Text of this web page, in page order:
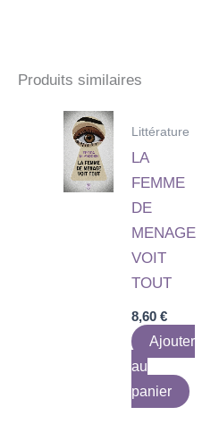
Produits similaires
Littérature
LA
FEMME
DE
MENAGE
VOIT
TOUT
8,60€
Ajouter
au
panier